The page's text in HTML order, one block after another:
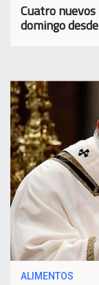
Cuatro
domingo
ALIMENTOS